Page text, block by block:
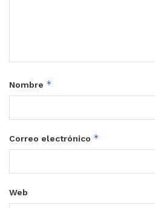
Nombre *
Correo electrónico *
Web